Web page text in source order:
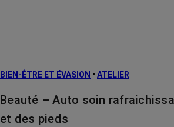
BIEN-ÊTRE ET ÉVASION • ATELIER
Beauté – Auto soin
et des pieds